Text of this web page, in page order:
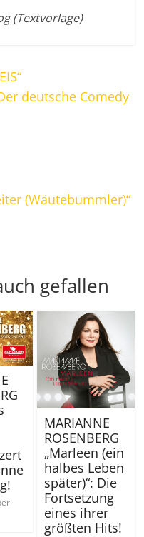
(Textvorlage)
deutsche Comedy
(Wäutebummler)“
gefallen
MARIANNE
ROSENBERG
„Marleen (ein
halbes Leben
später)“: Die
Fortsetzung
eines ihrer
größten Hits!